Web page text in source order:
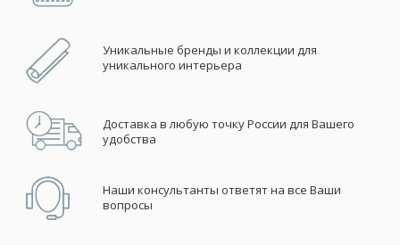
Уникальные бренды и коллекции для
уникального интерьера
Доставка в любую точку России для Вашего
удобства
Наши консультанты ответят на все Ваши
вопросы